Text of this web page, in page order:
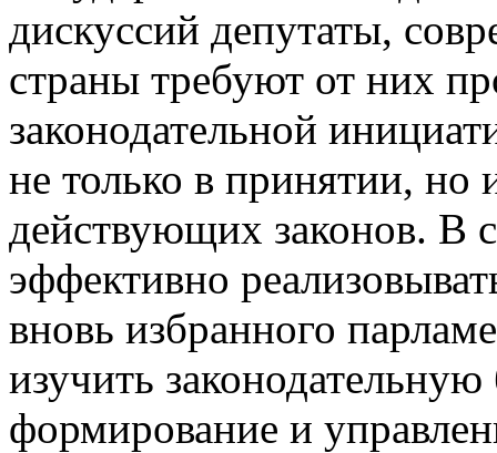
дискуссий депутаты,
страны требуют от них
законодательной
не только в принятии, но
действующих законов. В
эффективно
вновь избранного
изучить законодательную
формирование и